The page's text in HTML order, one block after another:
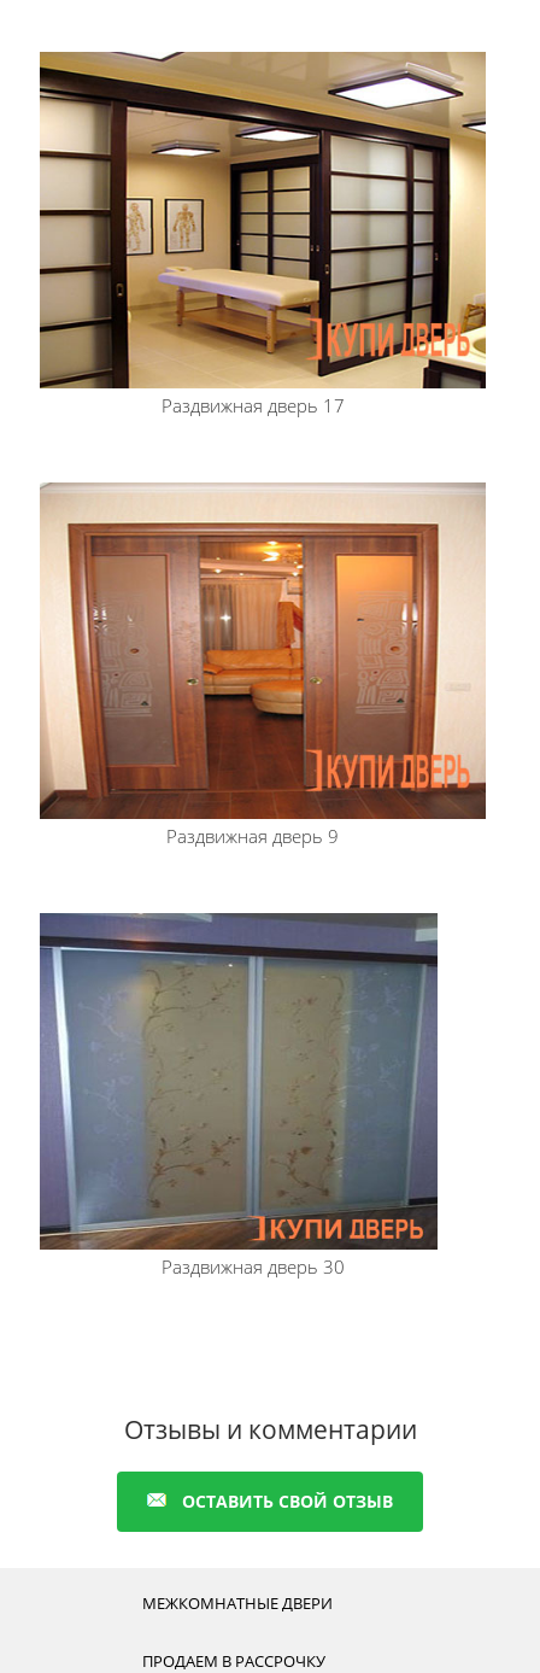
Раздвижная дверь 17
Раздвижная дверь 9
Раздвижная дверь 30
Отзывы и комментарии
ОСТАВИТЬ СВОЙ ОТЗЫВ
МЕЖКОМНАТНЫЕ ДВЕРИ
ПРОДАЕМ В РАССРОЧКУ